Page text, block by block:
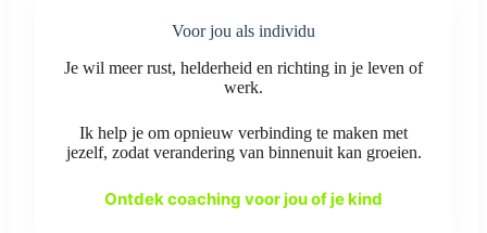
Voor jou als individu
Je wil meer rust, helderheid en richting in je leven of
werk.
Ik help je om opnieuw verbinding te maken met
jezelf, zodat verandering van binnenuit kan groeien.
Ontdek coaching voor jou of je kind